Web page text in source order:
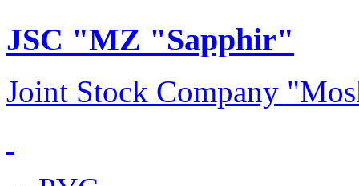
JSC "MZ "Sapphir"
Joint Stock Company